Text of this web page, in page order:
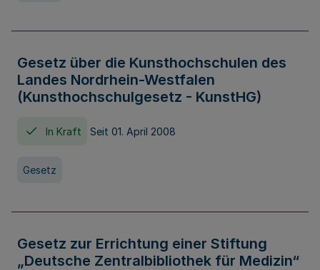
Gesetz über die Kunsthochschulen des
Landes Nordrhein-Westfalen
(Kunsthochschulgesetz - KunstHG)
In Kraft Seit 01. April 2008
Gesetz
Gesetz zur Errichtung einer Stiftung
„Deutsche Zentralbibliothek für Medizin“